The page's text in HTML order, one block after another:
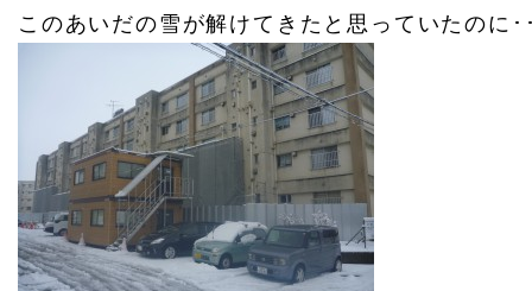
このあいだの雪が解けてきたと思っていたのに･